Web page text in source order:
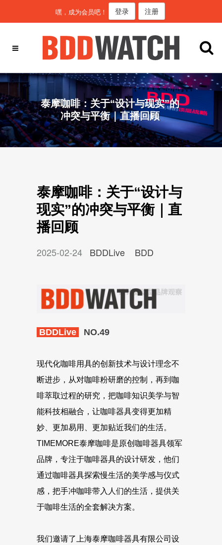
嘿，成为会员吧！ 登录 注册
泰摩咖啡：关于“设计与现实”的
冲突与平衡｜直播回顾
泰摩咖啡：关于“设计与
现实”的冲突与平衡｜直
播回顾
2025-02-24 BDDLive BDD
BDDLive NO.49
现代化咖啡用具的创新技术与设计理念不
断进步，从对咖啡粉研磨的控制，再到咖
啡萃取过程的研究，把咖啡知识美学与智
能科技相融合，让咖啡器具变得更加精
妙、更加易用、更加贴近我们的生活。
TIMEMORE泰摩咖啡是原创咖啡器具领军
品牌，专注于咖啡器具的设计研发，他们
通过咖啡器具探索慢生活的美学感与仪式
感，把手冲咖啡带入人们的生活，提供关
于咖啡生活的全套解决方案。
我们邀请了上海泰摩咖啡器具有限公司设